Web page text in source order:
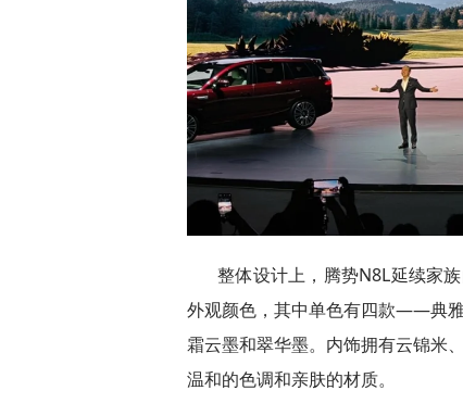
整体设计上，腾势N8L延续家
外观颜色，其中单色有四款——典
霜云墨和翠华墨。内饰拥有云锦米
温和的色调和亲肤的材质。